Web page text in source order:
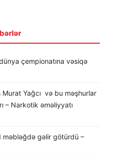
çempionatına vəsiqə
Murat Yağcı və bu məşhurlar
– Narkotik əməliyyatı
məbləğdə gəlir götürdü –